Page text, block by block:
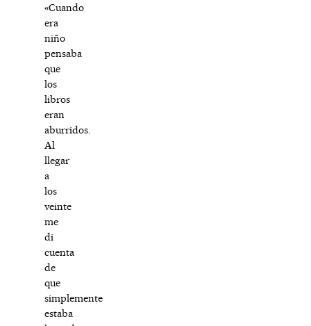
«Cuando
era
niño
pensaba
que
los
libros
eran
aburridos.
Al
llegar
a
los
veinte
me
di
cuenta
de
que
simplemente
estaba